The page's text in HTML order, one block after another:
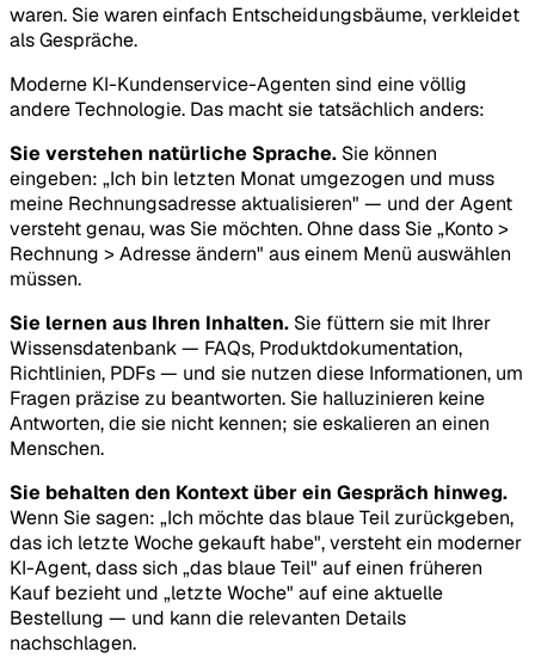
waren. Sie waren einfach Entscheidungsbäume, verkleidet
als Gespräche.
Moderne KI-Kundenservice-Agenten sind eine völlig
andere Technologie. Das macht sie tatsächlich anders:
Sie verstehen natürliche Sprache. Sie können
eingeben: „Ich bin letzten Monat umgezogen und muss
meine Rechnungsadresse aktualisieren" — und der Agent
versteht genau, was Sie möchten. Ohne dass Sie „Konto >
Rechnung > Adresse ändern" aus einem Menü auswählen
müssen.
Sie lernen aus Ihren Inhalten. Sie füttern sie mit Ihrer
Wissensdatenbank — FAQs, Produktdokumentation,
Richtlinien, PDFs — und sie nutzen diese Informationen, um
Fragen präzise zu beantworten. Sie halluzinieren keine
Antworten, die sie nicht kennen; sie eskalieren an einen
Menschen.
Sie behalten den Kontext über ein Gespräch hinweg.
Wenn Sie sagen: „Ich möchte das blaue Teil zurückgeben,
das ich letzte Woche gekauft habe", versteht ein moderner
KI-Agent, dass sich „das blaue Teil" auf einen früheren
Kauf bezieht und „letzte Woche" auf eine aktuelle
Bestellung — und kann die relevanten Details
nachschlagen.